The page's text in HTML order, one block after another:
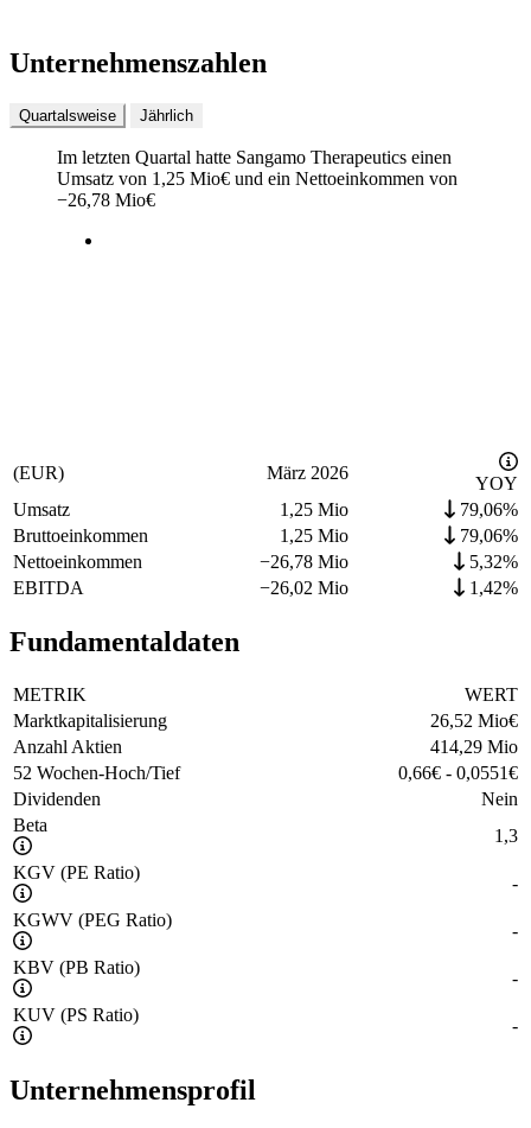
Unternehmenszahlen
Quartalsweise Jährlich
Im letzten Quartal hatte Sangamo Therapeutics einen
Umsatz von 1,25 Mio€ und ein Nettoeinkommen von
−26,78 Mio€
(EUR) März 2026
YOY
Umsatz
1,25 Mio
79,06%
Bruttoeinkommen
1,25 Mio
79,06%
Nettoeinkommen
−26,78 Mio
5,32%
EBITDA
−26,02 Mio 1,42%
Fundamentaldaten
METRIK
WERT
Marktkapitalisierung
26,52 Mio€
Anzahl Aktien
414,29 Mio
52 Wochen-Hoch/Tief
0,66€ - 0,0551€
Dividenden
Nein
Beta
1,3
KGV (PE Ratio)
-
KGWV (PEG Ratio)
-
KBV (PB Ratio)
-
KUV (PS Ratio)
-
Unternehmensprofil